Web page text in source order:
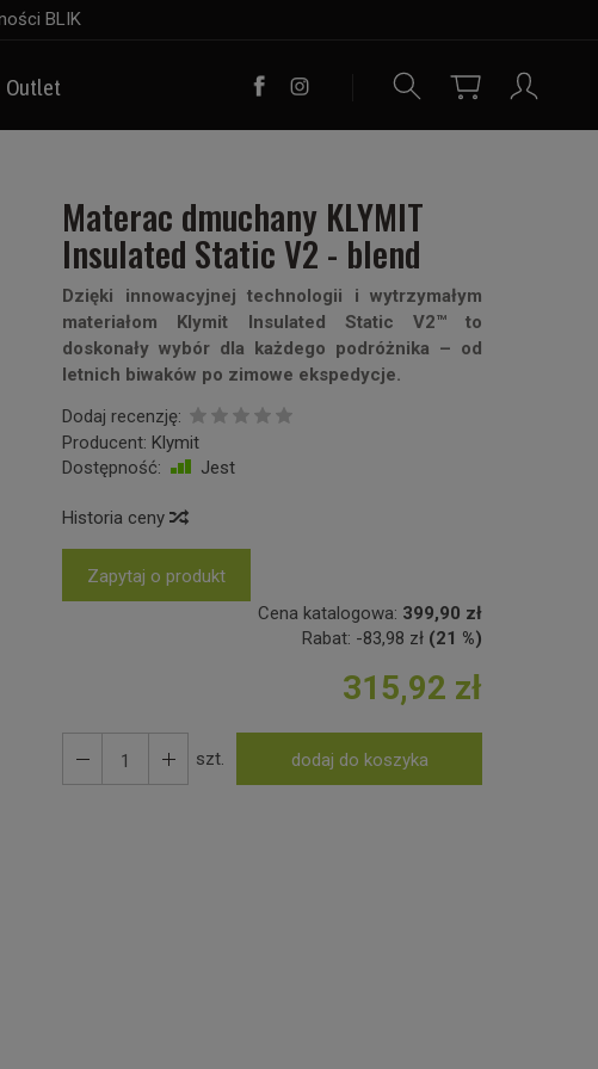
BLIK
Outlet
Materac dmuchany KLYMIT
Insulated Static V2 - blend
Dzięki innowacyjnej technologii i wytrzymałym
materiałom Klymit Insulated Static V2™ to
doskonały wybór dla każdego podróżnika – od
letnich biwaków po zimowe ekspedycje.
Dodaj recenzję:
Producent: Klymit
Dostępność:
Jest
Historia ceny
Zapytaj o produkt
Cena katalogowa: 399,90 zł
Rabat: -83,98 zł (21 %)
315,92 zł
szt. dodaj do koszyka